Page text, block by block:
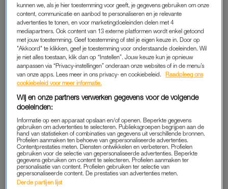
Volgens Lopez voelt zij zich momenteel erg prettig alleen: “Het
voelt heel goed.”
Lopez zegt dat zij voorlopig geen behoefte heeft aan een
nieuwe relatie. “Ooit ontmoet ik weer iemand, als ze goed
genoeg zijn”, aldus de 56-jarige ster.
Leontine Ruiters: ‘Single
LEES OOK
‘ZWARE TIJD’
kunnen we, als je hier toestemming voor geeft, je gegevens gebruiken om onze
content, communicatie en aanbod te personaliseren en je relevante
advertenties te tonen, en voor marketingdoeleinden delen met 4
mediapartners. Ook content van 13 externe platformen wordt enkel getoond
met jouw toestemming. Geef toestemming of stel je eigen keuze in. Door op
"Akkoord" te klikken, geef je toestemming voor onderstaande doeleinden. Wil
je niet alles toestaan, klik dan op “Instellen”. Jouw keuze kun je opnieuw
aanpassen via “Privacy-instellingen” onderaan onze websites of in de menu’s
van onze apps. Lees meer in ons privacy- en cookiebeleid.
Raadpleeg ons
cookiebeleid voor meer informatie.
Wij en onze partners verwerken gegevens voor de volgende
doeleinden:
Informatie op een apparaat opslaan en/of openen. Beperkte gegevens
gebruiken om advertenties te selecteren. Publieksgroepen begrijpen aan de
hand van statistieken of combinaties van gegevens uit verschillende bronnen.
Profielen aanmaken ten behoeve van gepersonaliseerde advertenties.
Contentprestaties meten. Diensten ontwikkelen en verbeteren. Profielen
gebruiken voor de selectie van gepersonaliseerde advertenties. Beperkte
gegevens gebruiken om content te selecteren. Profielen aanmaken ter
personalisatie van content. Profielen gebruiken ter selectie van
gepersonaliseerde content. De prestaties van advertenties meten.
Derde partijen lijst